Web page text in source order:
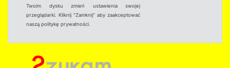
Twoim dysku zmień ustawienia swojej
przeglądarki. Kliknij "Zamknij" aby zaakceptować
naszą politykę prywatności.